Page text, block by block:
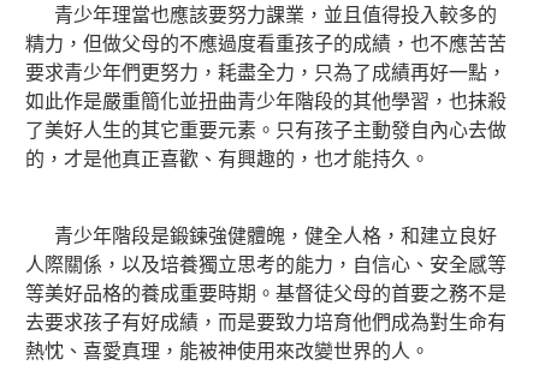
青少年理當也應該要努力課業，並且值得投入較多的
精力，但做父母的不應過度看重孩子的成績，也不應苦苦
要求青少年們更努力，耗盡全力，只為了成績再好一點，
如此作是嚴重簡化並扭曲青少年階段的其他學習，也抹殺
了美好人生的其它重要元素。只有孩子主動發自內心去做
的，才是他真正喜歡、有興趣的，也才能持久。
青少年階段是鍛鍊強健體魄，健全人格，和建立良好
人際關係，以及培養獨立思考的能力，自信心、安全感等
等美好品格的養成重要時期。基督徒父母的首要之務不是
去要求孩子有好成績，而是要致力培育他們成為對生命有
熱忱、喜愛真理，能被神使用來改變世界的人。